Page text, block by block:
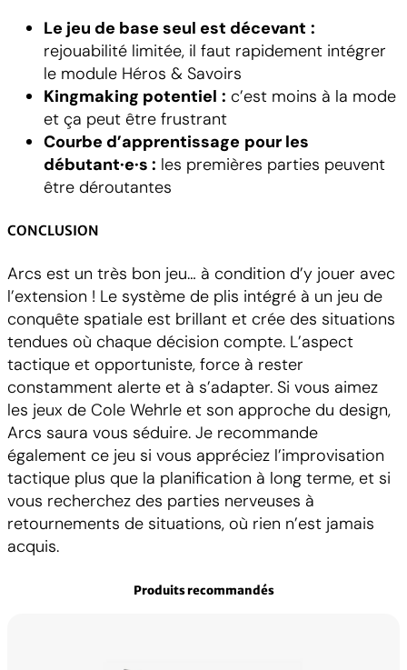
Le jeu de base seul est décevant :
rejouabilité limitée, il faut rapidement intégrer
le module Héros & Savoirs
Kingmaking potentiel : c’est moins à la mode
et ça peut être frustrant
Courbe d’apprentissage pour les
débutant·e·s : les premières parties peuvent
être déroutantes
CONCLUSION
Arcs est un très bon jeu… à condition d’y jouer avec
l’extension ! Le système de plis intégré à un jeu de
conquête spatiale est brillant et crée des situations
tendues où chaque décision compte. L’aspect
tactique et opportuniste, force à rester
constamment alerte et à s’adapter. Si vous aimez
les jeux de Cole Wehrle et son approche du design,
Arcs saura vous séduire. Je recommande
également ce jeu si vous appréciez l’improvisation
tactique plus que la planification à long terme, et si
vous recherchez des parties nerveuses à
retournements de situations, où rien n’est jamais
acquis.
Produits recommandés